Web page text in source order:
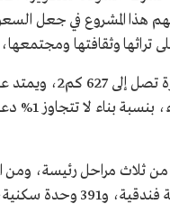
1445هـ/25 سبتمبر 2023م، ويسهم هذا
وثقافتها
وسَبْرَة،